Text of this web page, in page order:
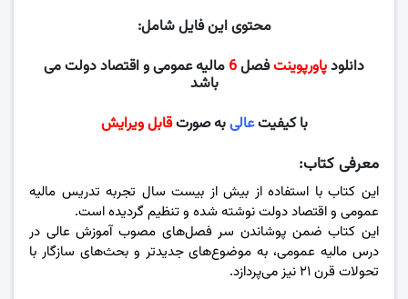
محتوی این فایل شامل:
دانلودپاورپوینتفصل6 مالیه عمومی و اقتصاد دولت می
باشد
با کیفیتعالیبه صورتقابل ویرایش
معرفی کتاب:
این کتاب با استفاده از بیش از بیست سال تجربه تدریس مالیه
عمومی و اقتصاد دولت نوشته شده و تنظیم گردیده است.
این کتاب ضمن پوشاندن سر فصل‌های مصوب آموزش عالی در
درس مالیه عمومی، به موضوع‌های جدیدتر و بحث‌های سازگار با
تحولات قرن ٢۱ نیز می‌پردازد.